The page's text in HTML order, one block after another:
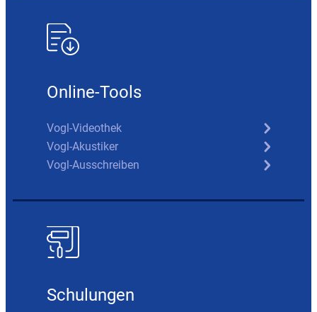
Online-Tools
Vogl-Videothek
Vogl-Akustiker
Vogl-Ausschreiben
Schulungen